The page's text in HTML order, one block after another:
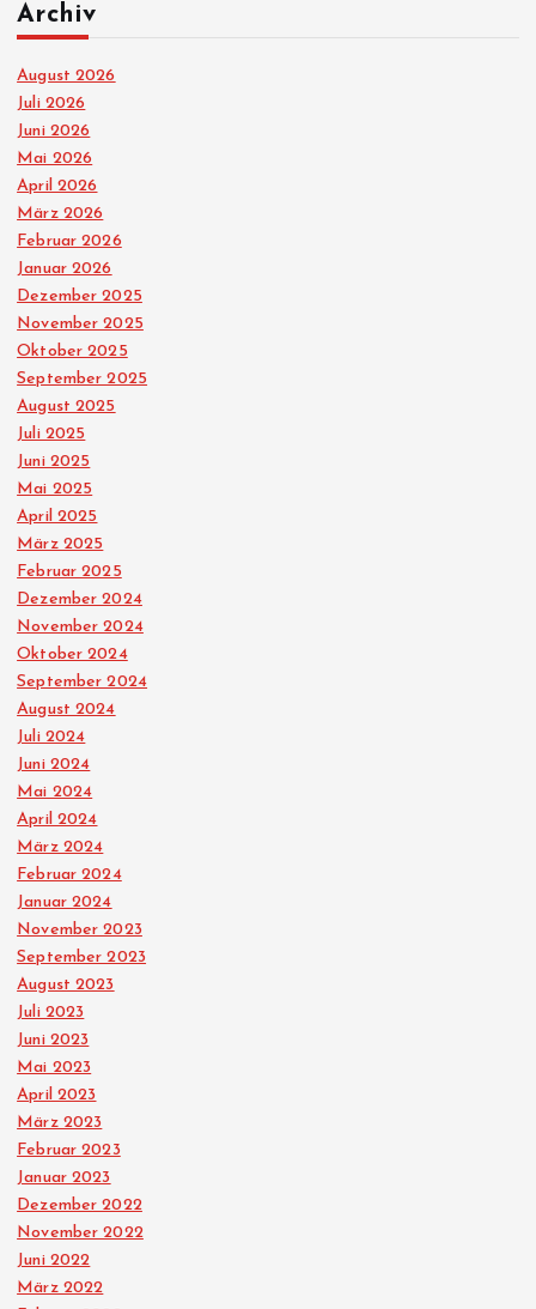
Archiv
August 2026
Juli 2026
Juni 2026
Mai 2026
April 2026
März 2026
Februar 2026
Januar 2026
Dezember 2025
November 2025
Oktober 2025
September 2025
August 2025
Juli 2025
Juni 2025
Mai 2025
April 2025
März 2025
Februar 2025
Dezember 2024
November 2024
Oktober 2024
September 2024
August 2024
Juli 2024
Juni 2024
Mai 2024
April 2024
März 2024
Februar 2024
Januar 2024
November 2023
September 2023
August 2023
Juli 2023
Juni 2023
Mai 2023
April 2023
März 2023
Februar 2023
Januar 2023
Dezember 2022
November 2022
Juni 2022
März 2022